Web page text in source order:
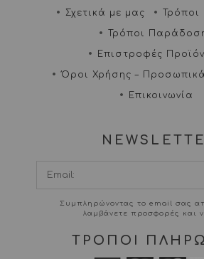
Σχετικά με μας
Τρόποι
Επιστροφές
Όροι Χρήσης –
Επικοινωνία
Συμπληρώνοντας το email σας
λαμβάνετε προσφορές και
ΤΡΟΠΟΙ